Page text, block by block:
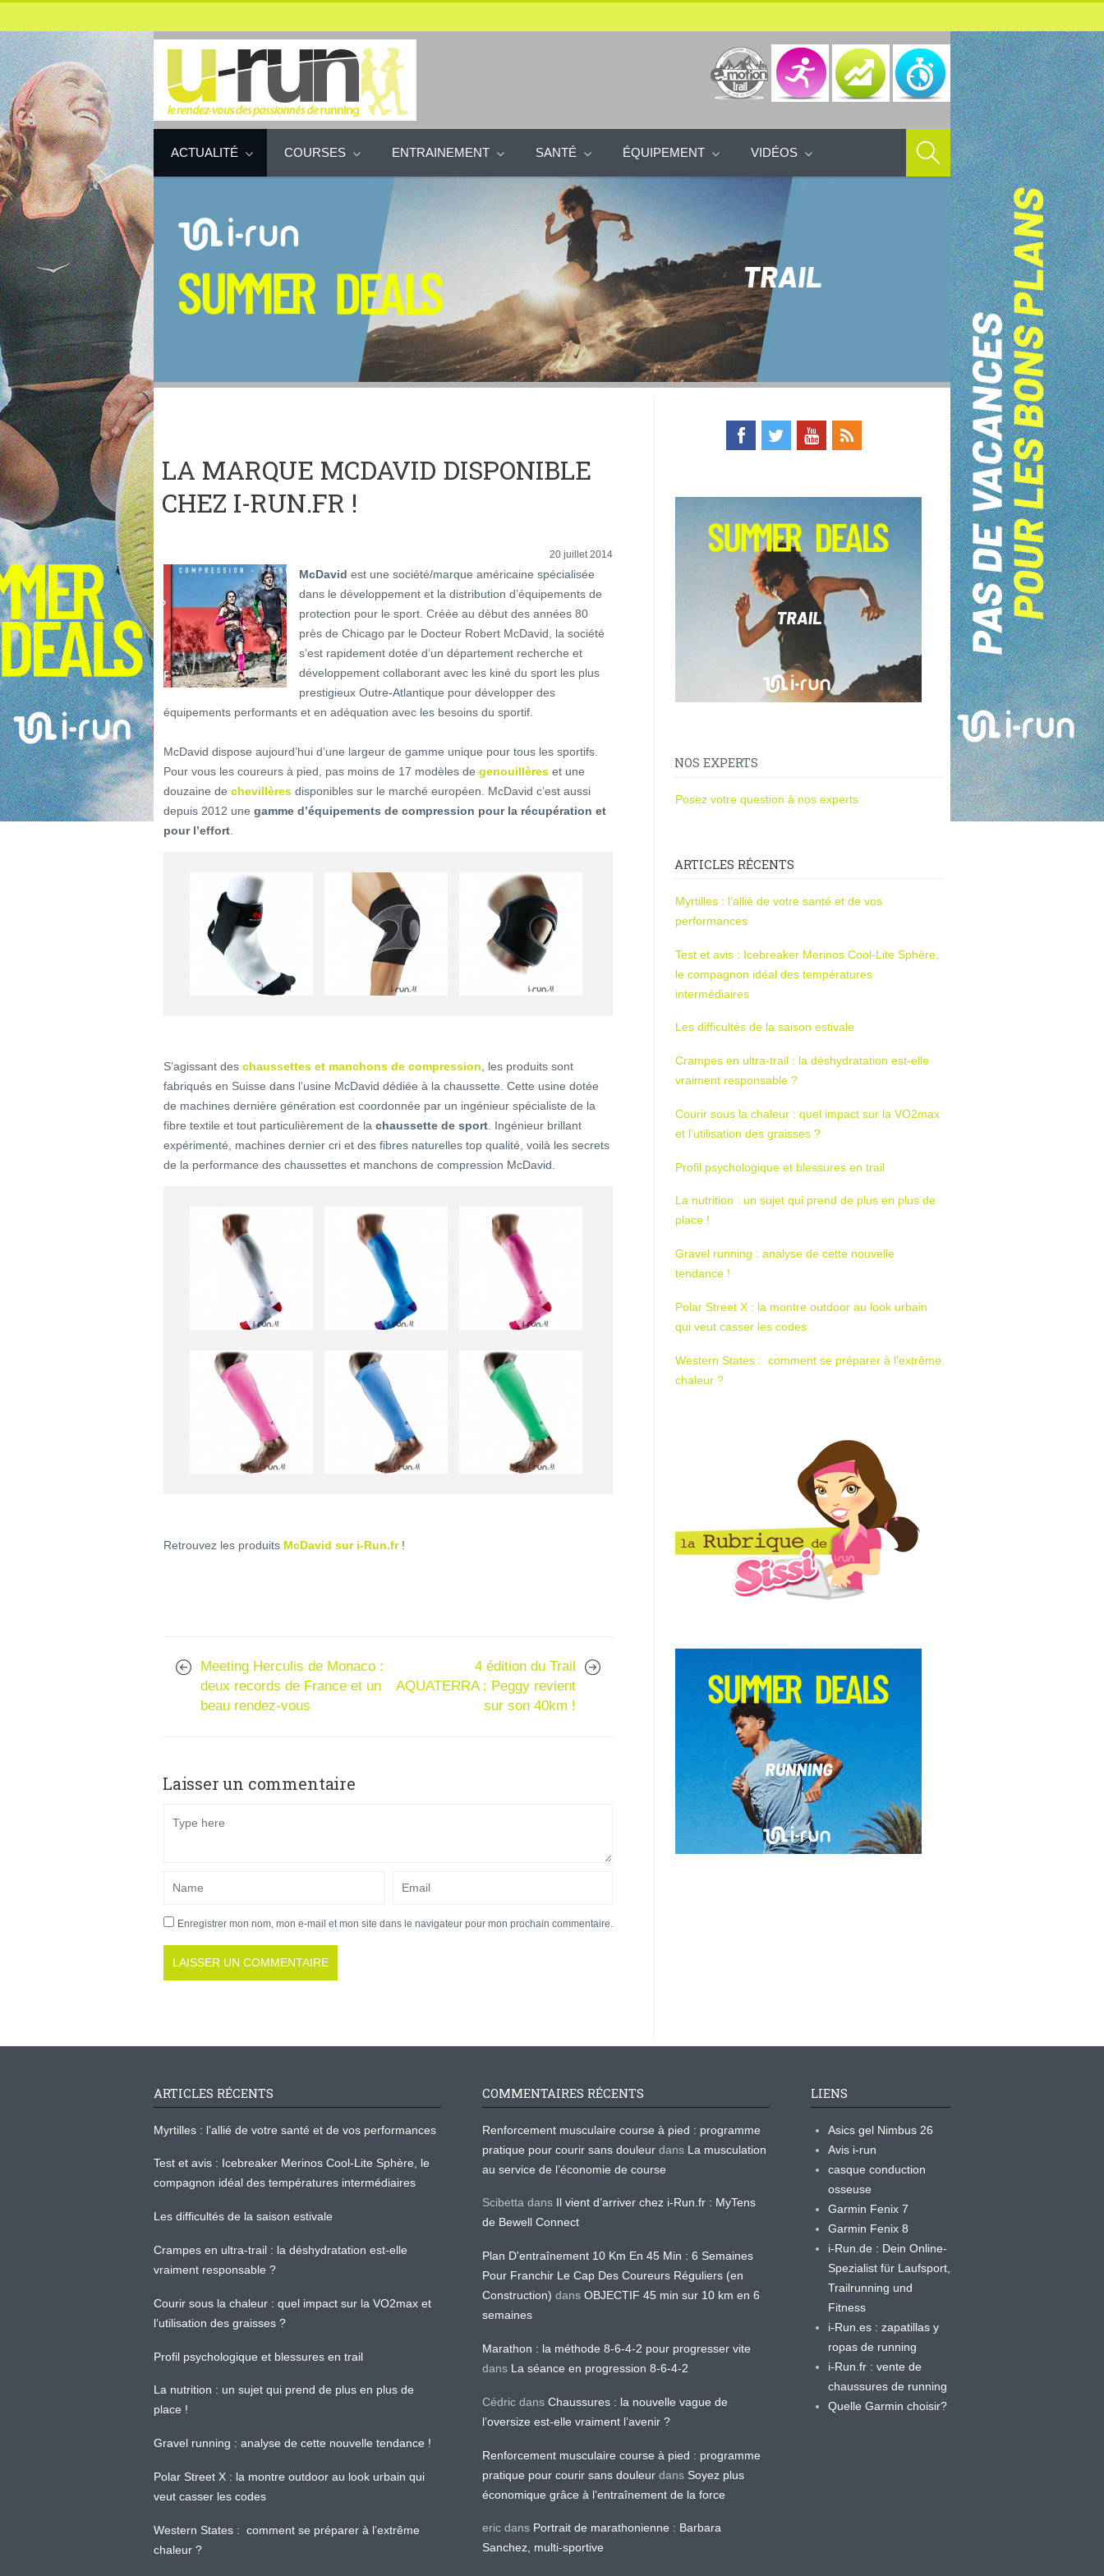
ACTUALITÉ COURSES ENTRAINEMENT SANTÉ ÉQUIPEMENT VIDÉOS
LA MARQUE MCDAVID DISPONIBLE
CHEZ I-RUN.FR !
20 juillet 2014
McDavid est une société/marque américaine spécialisée
dans le développement et la distribution d’équipements de
protection pour le sport. Créée au début des années 80
près de Chicago par le Docteur Robert McDavid, la société
s’est rapidement dotée d’un département recherche et
développement collaborant avec les kiné du sport les plus
prestigieux Outre-Atlantique pour développer des
équipements performants et en adéquation avec les besoins du sportif.
McDavid dispose aujourd’hui d’une largeur de gamme unique pour tous les sportifs.
Pour vous les coureurs à pied, pas moins de 17 modèles de genouillères et une
douzaine de chevillères disponibles sur le marché européen. McDavid c’est aussi
depuis 2012 une gamme d’équipements de compression pour la récupération et
pour l’effort
S’agissant des chaussettes et manchons de compression, les produits sont
fabriqués en Suisse dans l’usine McDavid dédiée à la chaussette. Cette usine dotée
de machines dernière génération est coordonnée par un ingénieur spécialiste de la
fibre textile et tout particulièrement de la chaussette de sport. Ingénieur brillant
expérimenté, machines dernier cri et des fibres naturelles top qualité, voilà les secrets
de la performance des chaussettes et manchons de compression McDavid.
Retrouvez les produits McDavid sur i-Run.fr!
Meeting Herculis de Monaco :
deux records de France et un
beau rendez-vous
4 édition du Trail
AQUATERRA : Peggy revient
sur son 40km !
Laisser un commentaire
Enregistrer mon nom, mon e-mail et mon site dans le navigateur pour mon prochain commentaire.
NOS EXPERTS
Posez votre question à nos experts
ARTICLES RÉCENTS
Myrtilles : l’allié de votre santé et de vos
performances
Test et avis : Icebreaker Merinos Cool-Lite Sphère,
le compagnon idéal des températures
intermédiaires
Les difficultés de la saison estivale
Crampes en ultra-trail : la déshydratation est-elle
vraiment responsable ?
Courir sous la chaleur : quel impact sur la VO2max
et l’utilisation des graisses ?
Profil psychologique et blessures en trail
La nutrition : un sujet qui prend de plus en plus de
place !
Gravel running : analyse de cette nouvelle
tendance !
Polar Street X : la montre outdoor au look urbain
qui veut casser les codes
Western States : comment se préparer à l’extrême
chaleur ?
ARTICLES RÉCENTS
Myrtilles : l’allié de votre santé et de vos performances
Test et avis : Icebreaker Merinos Cool-Lite Sphère, le
compagnon idéal des températures intermédiaires
Les difficultés de la saison estivale
Crampes en ultra-trail : la déshydratation est-elle
vraiment responsable ?
Courir sous la chaleur : quel impact sur la VO2max et
l’utilisation des graisses ?
Profil psychologique et blessures en trail
La nutrition : un sujet qui prend de plus en plus de
place !
Gravel running : analyse de cette nouvelle tendance !
Polar Street X : la montre outdoor au look urbain qui
veut casser les codes
Western States : comment se préparer à l’extrême
chaleur ?
COMMENTAIRES RÉCENTS
Renforcement musculaire course à pied : programme
pratique pour courir sans douleur dans La musculation
au service de l’économie de course
Scibetta dans Il vient d’arriver chez i-Run.fr : MyTens
de Bewell Connect
Plan D'entraînement 10 Km En 45 Min : 6 Semaines
Pour Franchir Le Cap Des Coureurs Réguliers (en
Construction) dans OBJECTIF 45 min sur 10 km en 6
semaines
Marathon : la méthode 8-6-4-2 pour progresser vite
dans La séance en progression 8-6-4-2
Cédric dans Chaussures : la nouvelle vague de
l’oversize est-elle vraiment l’avenir ?
Renforcement musculaire course à pied : programme
pratique pour courir sans douleur dans Soyez plus
économique grâce à l’entraînement de la force
eric dans Portrait de marathonienne : Barbara
Sanchez, multi-sportive
LIENS
Asics gel Nimbus 26
Avis i-run
casque conduction
osseuse
Garmin Fenix 7
Garmin Fenix 8
i-Run.de : Dein Online-
Spezialist für Laufsport,
Trailrunning und
Fitness
i-Run.es : zapatillas y
ropas de running
i-Run.fr : vente de
chaussures de running
Quelle Garmin choisir?